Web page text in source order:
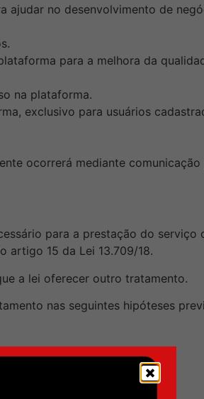
ajudar no desenvolvimento de
para a melhora da
na plataforma.
exclusivo para usuários
ocorrerá mediante comunicação
para a prestação do serviço
artigo 15 da Lei 13.709/18.
a lei oferecer outro tratamento.
nas seguintes hipóteses